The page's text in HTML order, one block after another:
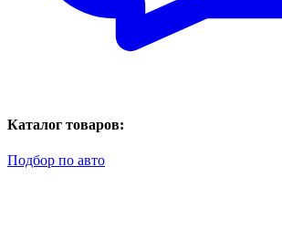
Каталог товаров:
Подбор по авто